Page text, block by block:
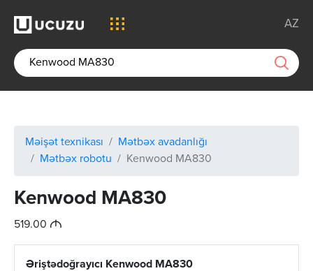
AZ
Məişət texnikası
Mətbəx avadanlığı
Mətbəx robotu
Kenwood MA830
Kenwood MA830
519.00 M
Əriştədoğrayıcı Kenwood MA830